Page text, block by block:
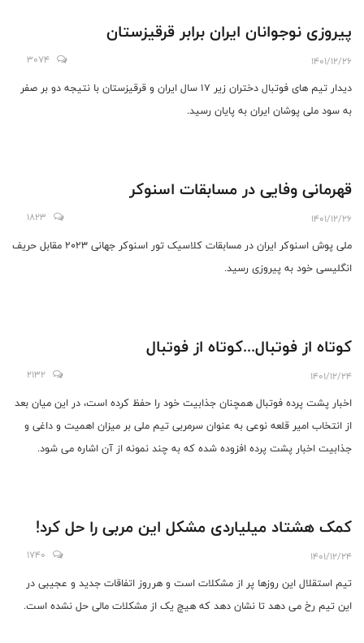
پیروزی نوجوانان ایران برابر قرقیزستان
1401/12/26
3074
دیدار تیم های فوتبال دختران زیر 17 سال ایران و قرقیزستان با نتیجه دو بر صفر
به سود ملی پوشان ایران به پایان رسید.
قهرمانی وفایی در مسابقات اسنوکر
1401/12/26
1823
ملی پوش اسنوکر ایران در مسابقات کلاسیک تور اسنوکر جهانی ۲۰۲۳ مقابل حریف
انگلیسی خود به پیروزی رسید.
کوتاه از فوتبال...کوتاه از فوتبال
1401/12/24
2132
اخبار پشت پرده فوتبال همچنان جذابیت خود را حفظ کرده است، در این میان بعد
از انتخاب امیر قلعه نوعی به عنوان سرمربی تیم ملی بر میزان اهمیت و داغی و
جذابیت اخبار پشت پرده افزوده شده که به چند نمونه از آن اشاره می شود.
کمک هشتاد میلیاردی مشکل این مربی را حل کرد!
1401/12/24
1740
تیم استقلال این روزها پر از مشکلات است و هرروز اتفاقات جدید و عجیبی در
این تیم رخ می دهد تا نشان دهد که هیچ یک از مشکلات مالی حل نشده است.